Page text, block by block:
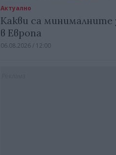
Актуално
Какви са минималните
в Европа
06.08.2026 / 12:00